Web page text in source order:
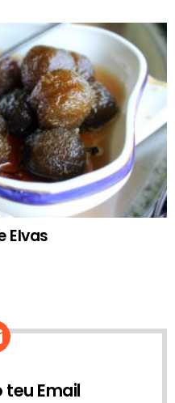
Elvas
teu Email